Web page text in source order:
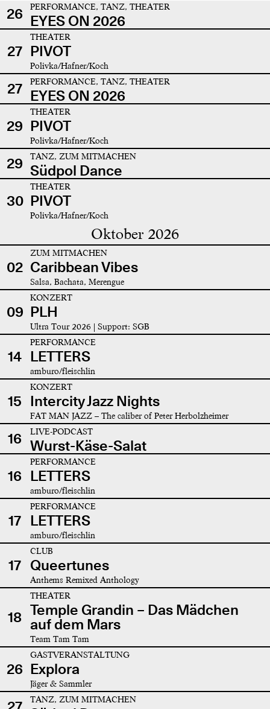
26
PERFORMANCE, TANZ, THEATER
EYES ON 2026
27
THEATER
PIVOT
Polivka/Hafner/Koch
27 PERFORMANCE, TANZ, THEATER
EYES ON 2026
29
THEATER
PIVOT
Polivka/Hafner/Koch
29 TANZ, ZUM MITMACHEN
Südpol Dance
30
THEATER
PIVOT
Polivka/Hafner/Koch
Oktober 2026
02
ZUM MITMACHEN
Caribbean Vibes
Salsa, Bachata, Merengue
09
KONZERT
PLH
Ultra Tour 2026 | Support: SGB
14
PERFORMANCE
LETTERS
amburo/fleischlin
15
KONZERT
Intercity Jazz Nights
FAT MAN JAZZ – The caliber of Peter Herbolzheimer
16 LIVE-PODCAST
Wurst-Käse-Salat
16
PERFORMANCE
LETTERS
amburo/fleischlin
17
PERFORMANCE
LETTERS
amburo/fleischlin
17
CLUB
Queertunes
Anthems Remixed Anthology
18
THEATER
Temple Grandin – Das Mädchen
auf dem Mars
Team Tam Tam
26
GASTVERANSTALTUNG
Explora
Jäger & Sammler
TANZ, ZUM MITMACHEN